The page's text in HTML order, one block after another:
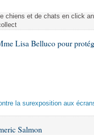
chiens et de chats en click
Lisa Belluco pour
la surexposition aux
Salmon